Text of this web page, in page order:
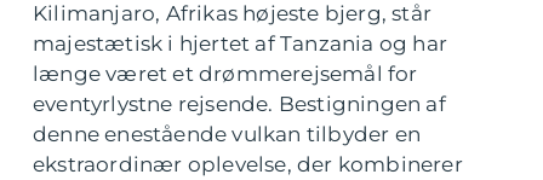
Kilimanjaro, Afrikas højeste bjerg, står
majestætisk i hjertet af Tanzania og har
længe været et drømmerejsemål for
eventyrlystne rejsende. Bestigningen af
denne enestående vulkan tilbyder en
ekstraordinær oplevelse, der kombinerer